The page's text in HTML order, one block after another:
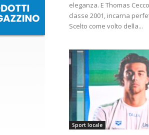
eleganza. E Thomas
classe 2001, incarna
Scelto come volto della...
Sport locale